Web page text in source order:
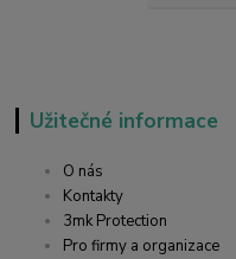
Užitečné informace
O nás
Kontakty
3mk Protection
Pro firmy a organizace